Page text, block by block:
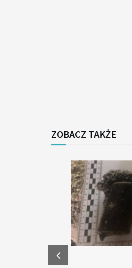
ZOBACZ TAKŻE